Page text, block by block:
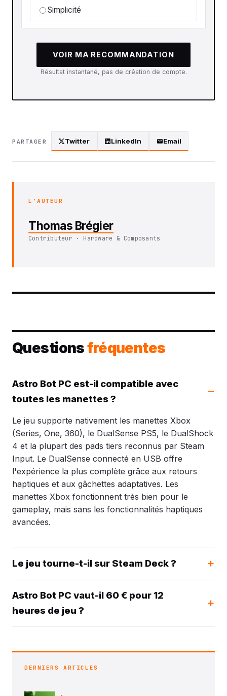
Simplicité
VOIR MA RECOMMANDATION
Résultat instantané, pas de création de compte.
PARTAGER Twitter LinkedIn Email
L'AUTEUR
Thomas Brégier
Contributeur · Hardware & Composants
Questionsfréquentes
Astro Bot PC est-il compatible avec
toutes les manettes ?
Le jeu supporte nativement les manettes Xbox
(Series, One, 360), le DualSense PS5, le DualShock
4 et la plupart des pads tiers reconnus par Steam
Input. Le DualSense connecté en USB offre
l'expérience la plus complète grâce aux retours
haptiques et aux gâchettes adaptatives. Les
manettes Xbox fonctionnent très bien pour le
gameplay, mais sans les fonctionnalités haptiques
avancées.
Le jeu tourne-t-il sur Steam Deck ?
Astro Bot PC vaut-il 60 € pour 12
heures de jeu ?
DERNIERS ARTICLES